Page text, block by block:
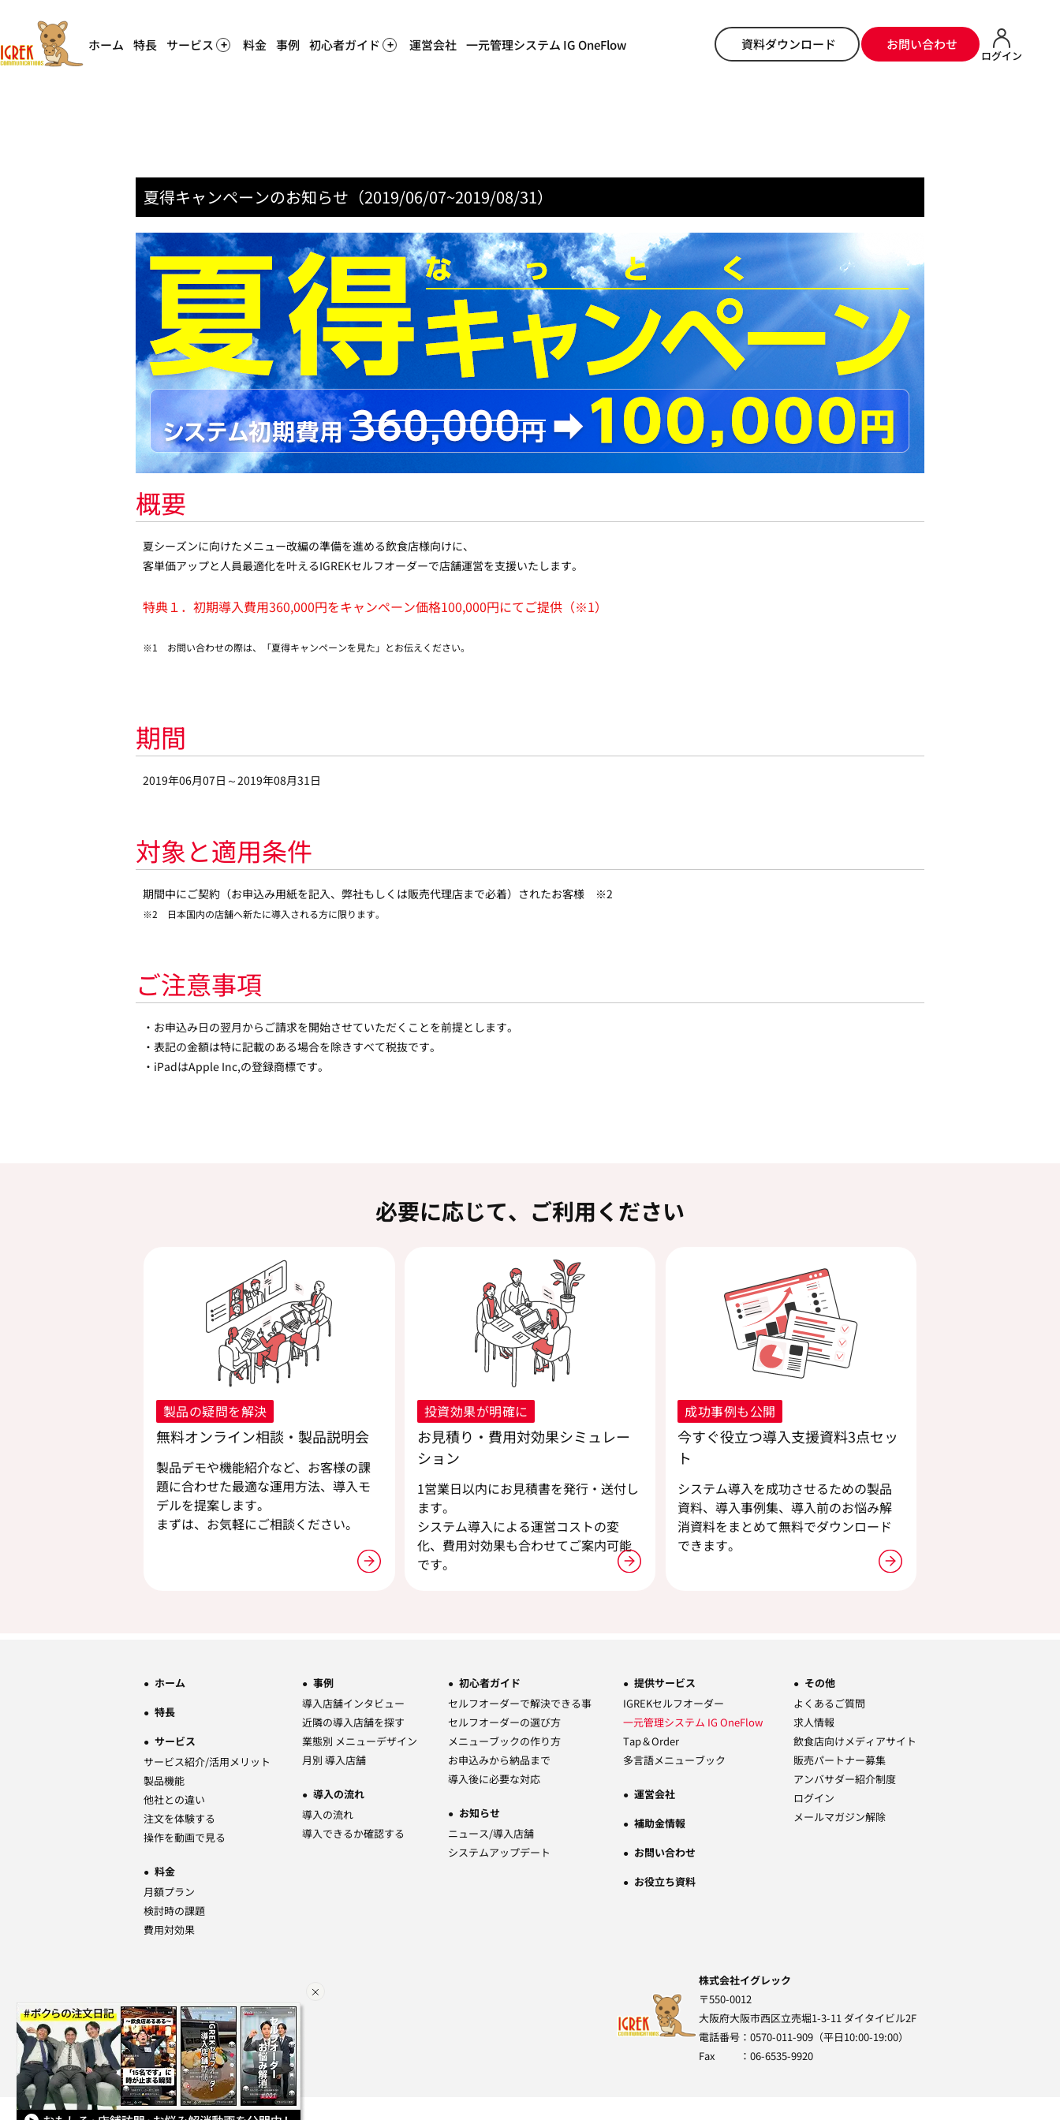
ホーム 特長 サービス 料金 事例 初心者ガイド 運営会社 一元管理システム IG OneFlow 資料ダウンロード お問い合わせ
ログイン
夏得キャンペーンのお知らせ（2019/06/07~2019/08/31）
概要
夏シーズンに向けたメニュー改編の準備を進める飲食店様向けに、
客単価アップと人員最適化を叶えるIGREKセルフオーダーで店舗運営を支援いたします。
特典１．初期導入費用360,000円をキャンペーン価格100,000円にてご提供（※1）
※1 お問い合わせの際は、「夏得キャンペーンを見た」とお伝えください。
期間
2019年06月07日～2019年08月31日
対象と適用条件
期間中にご契約（お申込み用紙を記入、弊社もしくは販売代理店まで必着）されたお客様 ※2
※2 日本国内の店舗へ新たに導入される方に限ります。
ご注意事項
・お申込み日の翌月からご請求を開始させていただくことを前提とします。
・表記の金額は特に記載のある場合を除きすべて税抜です。
・iPadはApple Inc,の登録商標です。
必要に応じて、ご利用ください
製品の疑問を解決
無料オンライン相談・製品説明会
製品デモや機能紹介など、お客様の課
題に合わせた最適な運用方法、導入モ
デルを提案します。
まずは、お気軽にご相談ください。
投資効果が明確に
お見積り・費用対効果シミュレー
ション
1営業日以内にお見積書を発行・送付し
ます。
システム導入による運営コストの変
化、費用対効果も合わせてご案内可能
です。
成功事例も公開
今すぐ役立つ導入支援資料3点セッ
ト
システム導入を成功させるための製品
資料、導入事例集、導入前のお悩み解
消資料をまとめて無料でダウンロード
できます。
株式会社イグレック
〒550-0012
大阪府大阪市西区立売堀1-3-11 ダイタイビル2F
電話番号
0570-011-909（平日10:00-19:00）
Fax
06-6535-9920
ホーム
特長
サービス
サービス紹介/活用メリット
製品機能
他社との違い
注文を体験する
操作を動画で見る
料金
月額プラン
検討時の課題
費用対効果
事例
導入店舗インタビュー
近隣の導入店舗を探す
業態別 メニューデザイン
月別 導入店舗
導入の流れ
導入の流れ
導入できるか確認する
初心者ガイド
セルフオーダーで解決できる事
セルフオーダーの選び方
メニューブックの作り方
お申込みから納品まで
導入後に必要な対応
お知らせ
ニュース/導入店舗
システムアップデート
提供サービス
IGREKセルフオーダー
一元管理システム IG OneFlow
Tap＆Order
多言語メニューブック
運営会社
補助金情報
お問い合わせ
お役立ち資料
その他
よくあるご質問
求人情報
飲食店向けメディアサイト
販売パートナー募集
アンバサダー紹介制度
ログイン
メールマガジン解除